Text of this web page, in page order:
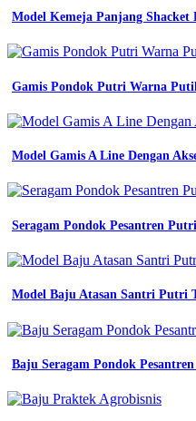
Farmasi
contoh
seragam
dalchaebi
seragam
pdh
guru
menurut
Batik
wonogiri
batik
kerja
permendagri
garment
Model Kemeja Panjang
Gamis Pondok Putri Warna
Model Gamis A Line Dengan
Seragam Pondok Pesantren Putri
Model Baju Atasan Santri Putri
Baju Seragam Pondok